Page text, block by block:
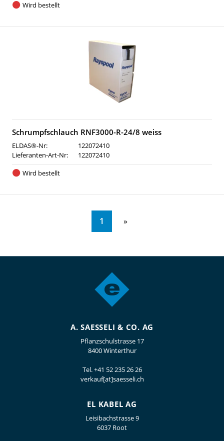
Wird bestellt
Schrumpfschlauch RNF3000-R-24/8 weiss
ELDAS®-Nr:
122072410
Lieferanten-Art-Nr:
122072410
Wird bestellt
1
A. SAESSELI & CO. AG
Pflanzschulstrasse 17
8400 Winterthur
Tel.+41 52 235 26 26
verkauf[at]saesseli.ch
EL KABEL AG
Leisibachstrasse 9
6037 Root